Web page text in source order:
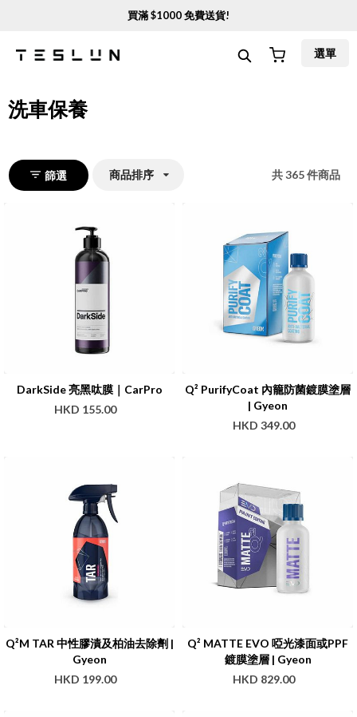
買滿 $1000免費送貨!
選單
洗車保養
篩選 商品排序 共365件商品
DarkSide 亮黑呔膜｜CarPro
HKD 155.00
Q² PurifyCoat 內籠防菌鍍膜塗層
| Gyeon
HKD 349.00
Q²M TAR 中性膠漬及柏油去除劑 |
Gyeon
HKD 199.00
Q² MATTE EVO 啞光漆面或PPF
鍍膜塗層 | Gyeon
HKD 829.00